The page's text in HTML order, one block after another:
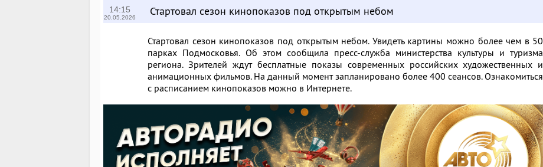
14:15
20.05.2026 Стартовал сезон кинопоказов под открытым небом
Стартовал сезон кинопоказов под открытым небом. Увидеть картины можно более чем в 50
парках Подмосковья. Об этом сообщила пресс-служба министерства культуры и туризма
региона. Зрителей ждут бесплатные показы современных российских художественных и
анимационных фильмов. На данный момент запланировано более 400 сеансов. Ознакомиться
с расписанием кинопоказов можно в Интернете.